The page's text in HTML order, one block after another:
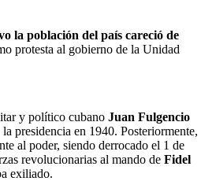
la población del país careció de
protesta al gobierno de la Unidad
y político cubano Juan Fulgencio
presidencia en 1940. Posteriormente,
al poder, siendo derrocado el 1 de
revolucionarias al mando de Fidel
exiliado.